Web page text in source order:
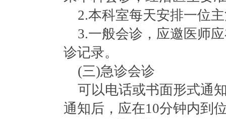
2.本科室每天安排一位
3.一般会诊，应邀医师
诊记录。
(三)急诊会诊
可以电话或书面形式通
通知后，应在10分钟内到